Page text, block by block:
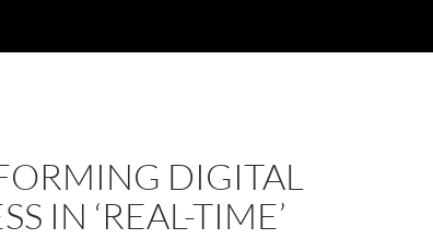
DIGITAL
IN ‘REAL-TIME’